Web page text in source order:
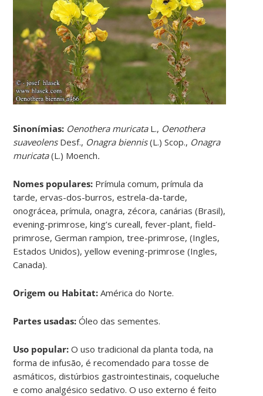
Sinonímias: Oenothera muricataL., Oenothera
suaveolensDesf., Onagra biennis(L.) Scop., Onagra
muricata(L.) Moench.
Nomes populares: Prímula comum, prímula da
tarde, ervas-dos-burros, estrela-da-tarde,
onográcea, prímula, onagra, zécora, canárias (Brasil),
evening-primrose, king’s cureall, fever-plant, field-
primrose, German rampion, tree-primrose, (Ingles,
Estados Unidos), yellow evening-primrose (Ingles,
Canada).
Origem ou Habitat:América do Norte.
Partes usadas: Óleo das sementes.
Uso popular:O uso tradicional da planta toda, na
forma de infusão, é recomendado para tosse de
asmáticos, distúrbios gastrointestinais, coqueluche
e como analgésico sedativo. O uso externo é feito